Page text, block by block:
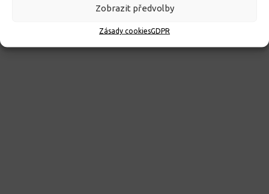
Zobrazit předvolby
Zásady cookiesGDPR